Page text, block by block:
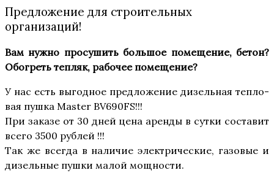
Предложение для строительных
организаций!
Вам нуж­но про­су­шить боль­шое поме­ще­ние, бетон?
Обо­греть теп­ляк, рабо­чее помещение?
У нас есть выгод­ное пред­ло­же­ние дизель­ная теп­ло­
вая пуш­ка Master BV690FS!!!
При зака­зе от 30 дней цена арен­ды в сут­ки соста­вит
все­го 3500 рублей !!!
Так же все­гда в нали­чие элек­три­че­ские, газо­вые и
дизель­ные пуш­ки малой мощности.